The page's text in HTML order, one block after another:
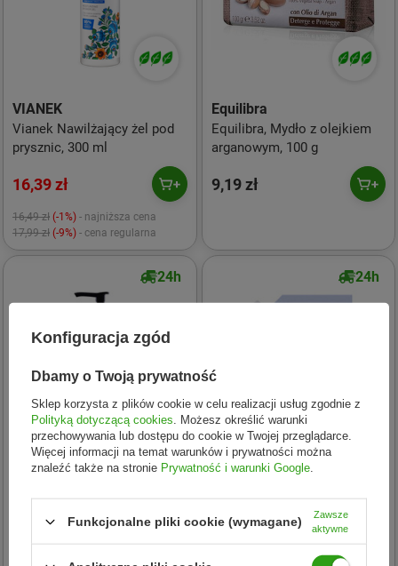
VIANEK
Vianek Nawilżający żel pod
prysznic, 300 ml
16,39 zł
16,49 zł (-1%) - najniższa cena
17,99 zł (-9%) - cena regularna
Equilibra
Equilibra, Mydło z olejkiem
arganowym, 100 g
9,19 zł
24h
Yope - Mydło w płynie. Figa -
500 ml
24h
Yope - Mydło w płynie. Figa.
Uzupełnienie - 500 ml
Konfiguracja zgód
Dbamy o Twoją prywatność
Sklep korzysta z plików cookie w celu realizacji usług zgodnie z
Polityką dotyczącą cookies . Możesz określić warunki
przechowywania lub dostępu do cookie w Twojej przeglądarce.
Więcej informacji na temat warunków i prywatności można
znaleźć także na stronie Prywatność i warunki Google
Funkcjonalne pliki cookie (wymagane)
Zawsze
aktywne